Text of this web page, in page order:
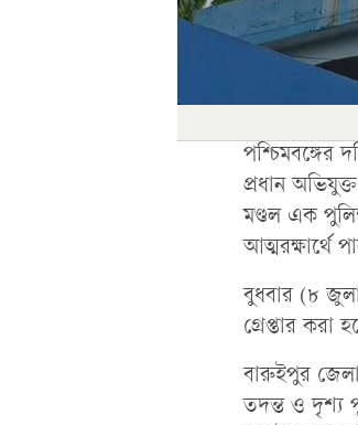
পশ্চিমবঙ্গের
প্রধান
মণ্ডল এক
আত্মরক্ষার্থে
বুধবার (৮
গ্রেপ্তার করা
বারুইপুর
তদন্ত ও দৃশ্য